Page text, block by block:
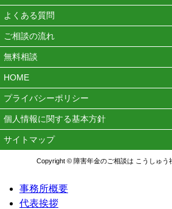
よくある質問
ご相談の流れ
無料相談
HOME
プライバシーポリシー
個人情報に関する基本方針
サイトマップ
Copyright © 障害年金のご相談は こうしゅう
事務所概要
代表挨拶